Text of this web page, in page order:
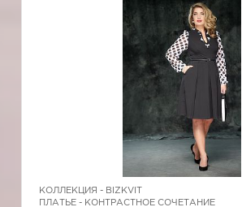
КОЛЛЕКЦИЯ - BIZKVIT
ПЛАТЬЕ - КОНТРАСТНОЕ СОЧЕТАНИЕ